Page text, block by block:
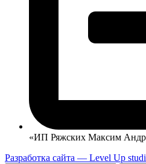
«ИП Ряжских Максим
Разработка сайта — Level Up